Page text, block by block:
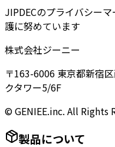
JIPDECのプライバシー
護に努めています
株式会社ジーニー
〒163-6006 東京都新宿
クタワー5/6F
© GENIEE.inc. All Rights
製品について